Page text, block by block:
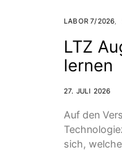
LABOR 7/2026
LTZ
lernen
27. JULI 2026
Auf den
sich,